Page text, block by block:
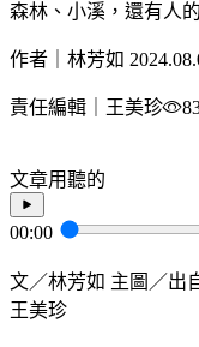
森林、小溪，還有人
作者｜林芳如
責任編輯｜王美珍
文章用聽的
00:00
文／林芳如 主圖／出
王美珍